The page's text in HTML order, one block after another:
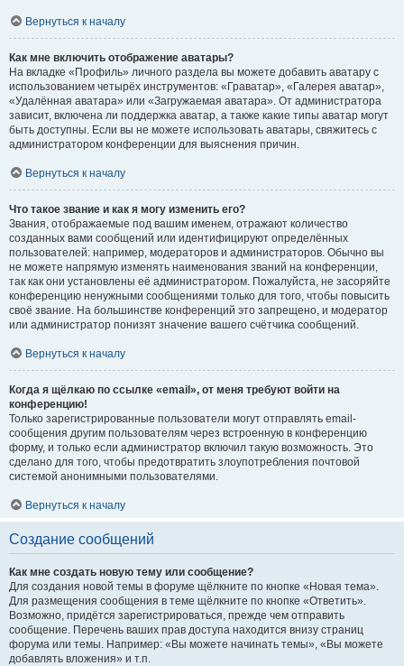
Вернуться к началу
Как мне включить отображение аватары?
На вкладке «Профиль» личного раздела вы можете добавить аватару с
использованием четырёх инструментов: «Граватар», «Галерея аватар»,
«Удалённая аватара» или «Загружаемая аватара». От администратора
зависит, включена ли поддержка аватар, а также какие типы аватар могут
быть доступны. Если вы не можете использовать аватары, свяжитесь с
администратором конференции для выяснения причин.
Вернуться к началу
Что такое звание и как я могу изменить его?
Звания, отображаемые под вашим именем, отражают количество
созданных вами сообщений или идентифицируют определённых
пользователей: например, модераторов и администраторов. Обычно вы
не можете напрямую изменять наименования званий на конференции,
так как они установлены её администратором. Пожалуйста, не засоряйте
конференцию ненужными сообщениями только для того, чтобы повысить
своё звание. На большинстве конференций это запрещено, и модератор
или администратор понизят значение вашего счётчика сообщений.
Вернуться к началу
Когда я щёлкаю по ссылке «email», от меня требуют войти на
конференцию!
Только зарегистрированные пользователи могут отправлять email-
сообщения другим пользователям через встроенную в конференцию
форму, и только если администратор включил такую возможность. Это
сделано для того, чтобы предотвратить злоупотребления почтовой
системой анонимными пользователями.
Вернуться к началу
Создание сообщений
Как мне создать новую тему или сообщение?
Для создания новой темы в форуме щёлкните по кнопке «Новая тема».
Для размещения сообщения в теме щёлкните по кнопке «Ответить».
Возможно, придётся зарегистрироваться, прежде чем отправить
сообщение. Перечень ваших прав доступа находится внизу страниц
форума или темы. Например: «Вы можете начинать темы», «Вы можете
добавлять вложения» и т.п.